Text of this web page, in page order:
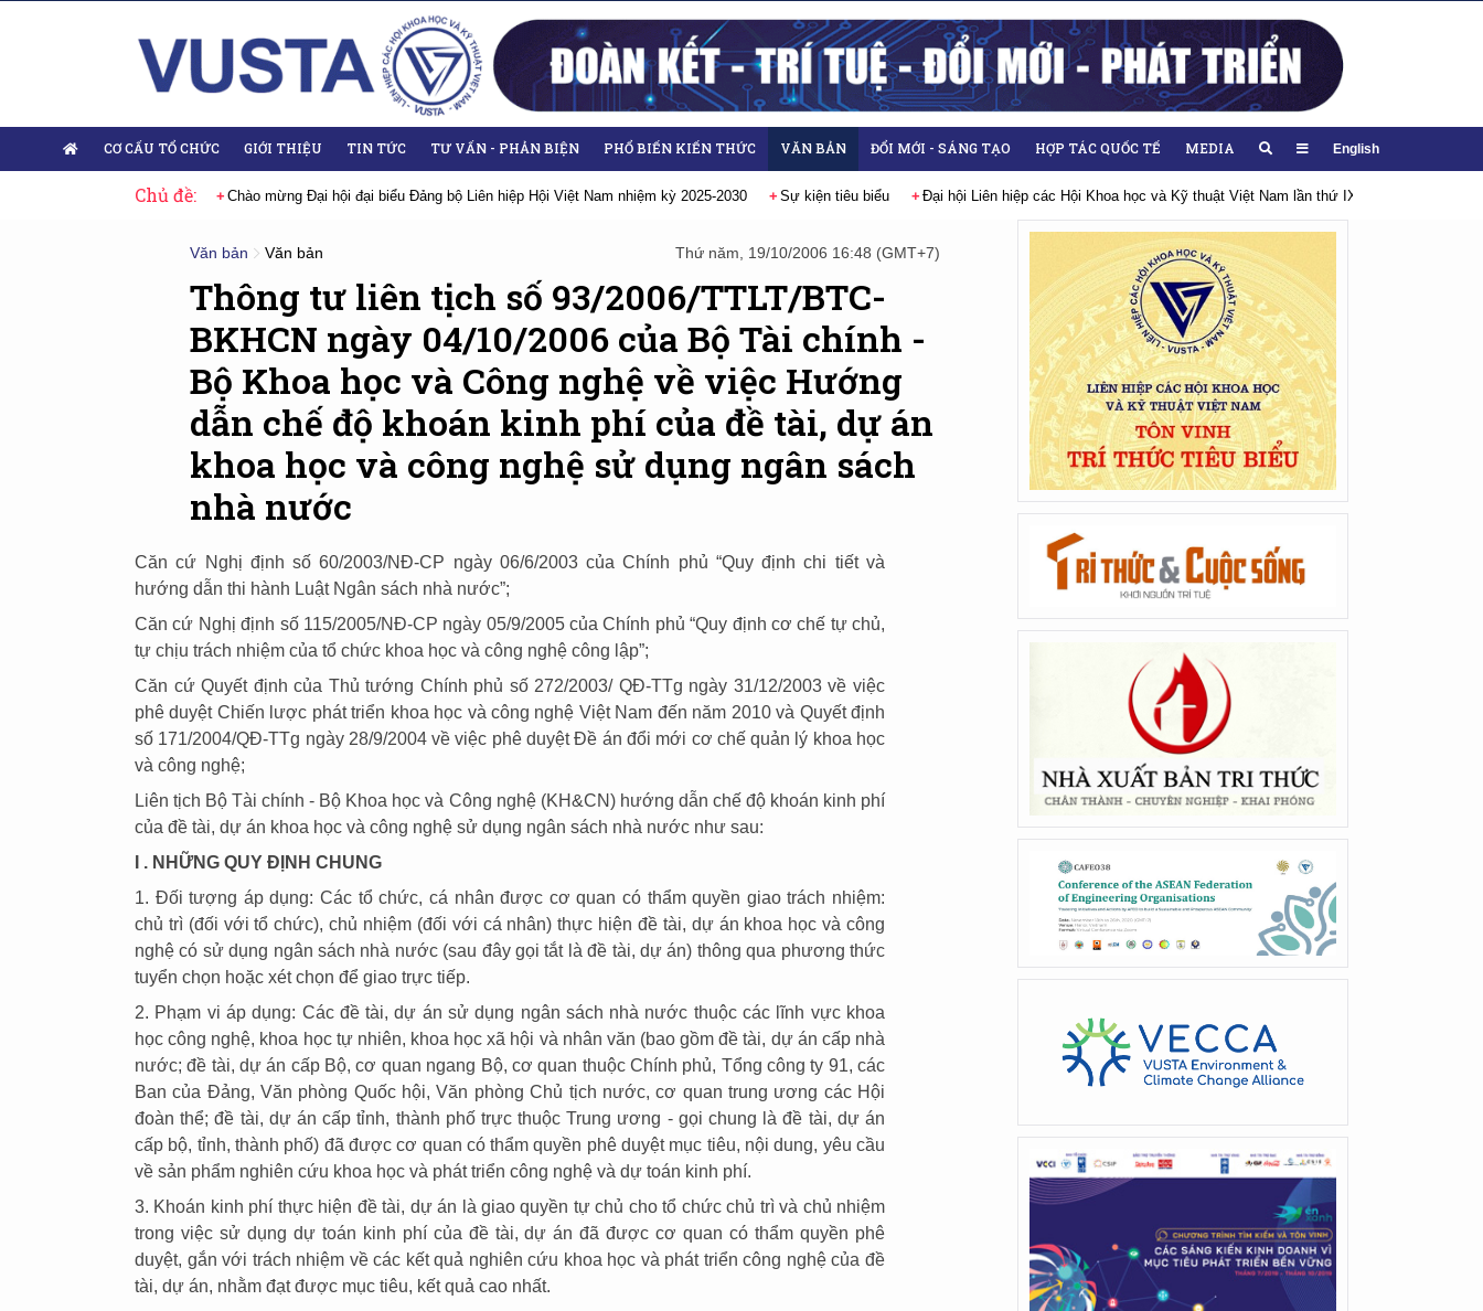
CƠ CẤU TỔ CHỨC GIỚI THIỆU TIN TỨC TƯ VẤN - PHẢN BIỆN PHỔ BIẾN KIẾN THỨC VĂN BẢN ĐỔI MỚI - SÁNG TẠO HỢP TÁC QUỐC TẾ MEDIA English
Chủ đề:
hội lần thứ XIV của Đảng Chào mừng Đại hội đại biểu Đảng bộ Liên hiệp Hội Việt Nam nhiệm kỳ 2025-2030 Sự kiện tiêu biểu Đại hội Liên hiệp các Hội Khoa học và Kỹ thuật Việt Nam lần thứ IX, nhiệm kỳ 2026-
Văn bản Văn bản Thứ năm, 19/10/2006 16:48 (GMT+7)
Thông tư liên tịch số 93/2006/TTLT/BTC-
BKHCN ngày 04/10/2006 của Bộ Tài chính -
Bộ Khoa học và Công nghệ về việc Hướng
dẫn chế độ khoán kinh phí của đề tài, dự án
khoa học và công nghệ sử dụng ngân sách
nhà nước
Căn cứ Nghị định số 60/2003/NĐ-CP ngày 06/6/2003 của Chính phủ “Quy định chi tiết và
hướng dẫn thi hành Luật Ngân sách nhà nước”;
Căn cứ Nghị định số 115/2005/NĐ-CP ngày 05/9/2005 của Chính phủ “Quy định cơ chế tự chủ,
tự chịu trách nhiệm của tổ chức khoa học và công nghệ công lập”;
Căn cứ Quyết định của Thủ tướng Chính phủ số 272/2003/ QĐ-TTg ngày 31/12/2003 về việc
phê duyệt Chiến lược phát triển khoa học và công nghệ Việt Nam đến năm 2010 và Quyết định
số 171/2004/QĐ-TTg ngày 28/9/2004 về việc phê duyệt Đề án đổi mới cơ chế quản lý khoa học
và công nghệ;
Liên tịch Bộ Tài chính - Bộ Khoa học và Công nghệ (KH&CN) hướng dẫn chế độ khoán kinh phí
của đề tài, dự án khoa học và công nghệ sử dụng ngân sách nhà nước như sau:
I . NHỮNG QUY ĐỊNH CHUNG
1. Đối tượng áp dụng: Các tổ chức, cá nhân được cơ quan có thẩm quyền giao trách nhiệm:
chủ trì (đối với tổ chức), chủ nhiệm (đối với cá nhân) thực hiện đề tài, dự án khoa học và công
nghệ có sử dụng ngân sách nhà nước (sau đây gọi tắt là đề tài, dự án) thông qua phương thức
tuyển chọn hoặc xét chọn để giao trực tiếp.
2. Phạm vi áp dụng: Các đề tài, dự án sử dụng ngân sách nhà nước thuộc các lĩnh vực khoa
học công nghệ, khoa học tự nhiên, khoa học xã hội và nhân văn (bao gồm đề tài, dự án cấp nhà
nước; đề tài, dự án cấp Bộ, cơ quan ngang Bộ, cơ quan thuộc Chính phủ, Tổng công ty 91, các
Ban của Đảng, Văn phòng Quốc hội, Văn phòng Chủ tịch nước, cơ quan trung ương các Hội
đoàn thể; đề tài, dự án cấp tỉnh, thành phố trực thuộc Trung ương - gọi chung là đề tài, dự án
cấp bộ, tỉnh, thành phố) đã được cơ quan có thẩm quyền phê duyệt mục tiêu, nội dung, yêu cầu
về sản phẩm nghiên cứu khoa học và phát triển công nghệ và dự toán kinh phí.
3. Khoán kinh phí thực hiện đề tài, dự án là giao quyền tự chủ cho tổ chức chủ trì và chủ nhiệm
trong việc sử dụng dự toán kinh phí của đề tài, dự án đã được cơ quan có thẩm quyền phê
duyệt, gắn với trách nhiệm về các kết quả nghiên cứu khoa học và phát triển công nghệ của đề
tài, dự án, nhằm đạt được mục tiêu, kết quả cao nhất.